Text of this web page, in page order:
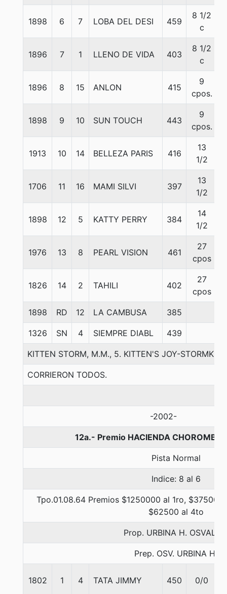
1898 6 7 LOBA DEL DESI 459
8 1/2
c
1896 7 1 LLENO DE VIDA 403
8 1/2
c
1896 8 15 ANLON 415
9
cpos.
1898 9 10 SUN TOUCH 443
9
cpos.
1913 10 14 BELLEZA PARIS 416
13
1/2
1706 11 16 MAMI SILVI 397
13
1/2
1898 12 5 KATTY PERRY 384
14
1/2
1976 13 8 PEARL VISION 461
27
cpos
1826 14 2 TAHILI 402
27
cpos
1898 RD 12 LA CAMBUSA 385
1326 SN 4 SIEMPRE DIABL 439
KITTEN STORM, M.M., 5. KITTEN'S JOY-
CORRIERON TODOS.
-2002-
12a.- Premio HACIENDA
Pista Normal
Indice: 8 al 6
Tpo.01.08.64 Premios $1250000 al 1ro,
$62500 al 4to
Prop. URBINA H.
Prep. OSV. URBINA H.
1802 1 4 TATA JIMMY 450 0/0